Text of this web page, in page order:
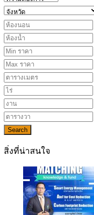
Search
สิ่งที่น่าสนใจ